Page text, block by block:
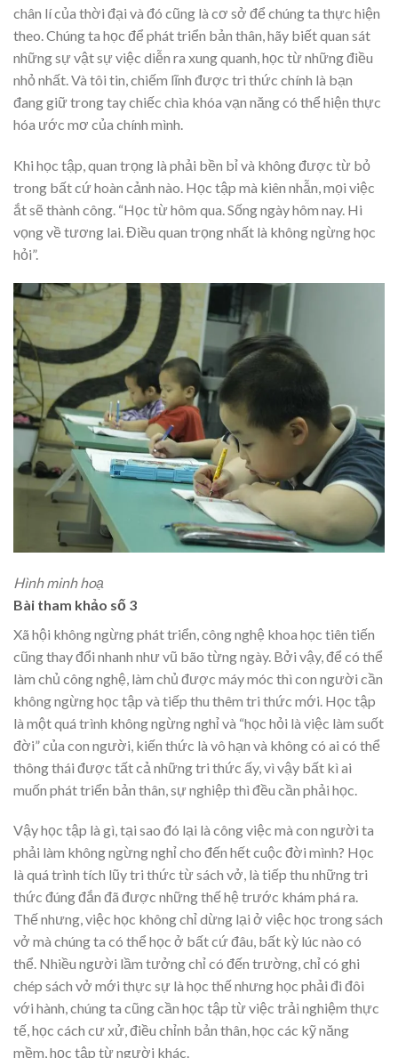
chân lí của thời đại và đó cũng là cơ sở để chúng ta thực hiện
theo. Chúng ta học để phát triển bản thân, hãy biết quan sát
những sự vật sự việc diễn ra xung quanh, học từ những điều
nhỏ nhất. Và tôi tin, chiếm lĩnh được tri thức chính là bạn
đang giữ trong tay chiếc chìa khóa vạn năng có thể hiện thực
hóa ước mơ của chính mình.
Khi học tập, quan trọng là phải bền bỉ và không được từ bỏ
trong bất cứ hoàn cảnh nào. Học tập mà kiên nhẫn, mọi việc
ắt sẽ thành công. “Học từ hôm qua. Sống ngày hôm nay. Hi
vọng về tương lai. Điều quan trọng nhất là không ngừng học
hỏi”.
Hình minh hoạ
Bài tham khảo số 3
Xã hội không ngừng phát triển, công nghệ khoa học tiên tiến
cũng thay đổi nhanh như vũ bão từng ngày. Bởi vậy, để có thể
làm chủ công nghệ, làm chủ được máy móc thì con người cần
không ngừng học tập và tiếp thu thêm tri thức mới. Học tập
là một quá trình không ngừng nghỉ và “học hỏi là việc làm suốt
đời” của con người, kiến thức là vô hạn và không có ai có thể
thông thái được tất cả những tri thức ấy, vì vậy bất kì ai
muốn phát triển bản thân, sự nghiệp thì đều cần phải học.
Vậy học tập là gì, tại sao đó lại là công việc mà con người ta
phải làm không ngừng nghỉ cho đến hết cuộc đời mình? Học
là quá trình tích lũy tri thức từ sách vở, là tiếp thu những tri
thức đúng đắn đã được những thế hệ trước khám phá ra.
Thế nhưng, việc học không chỉ dừng lại ở việc học trong sách
vở mà chúng ta có thể học ở bất cứ đâu, bất kỳ lúc nào có
thể. Nhiều người lầm tưởng chỉ có đến trường, chỉ có ghi
chép sách vở mới thực sự là học thế nhưng học phải đi đôi
với hành, chúng ta cũng cần học tập từ việc trải nghiệm thực
tế, học cách cư xử, điều chỉnh bản thân, học các kỹ năng
mềm, học tập từ người khác.